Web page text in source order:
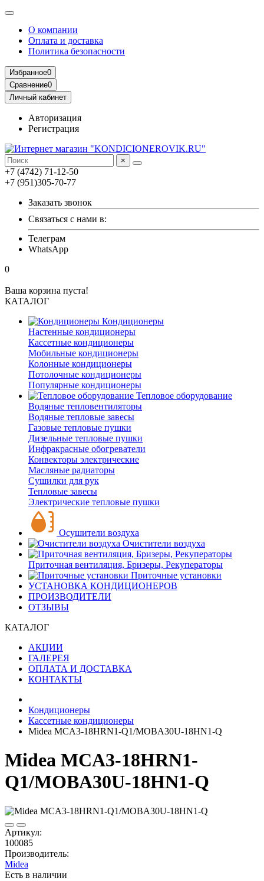
О компании
Оплата и доставка
Политика безопасности
Избранное0
Сравнение0
Личный кабинет
Авторизация
Регистрация
×
+7 (4742) 71-12-50
+7 (951)305-70-77
Заказать звонок
Связаться с нами в:
Телеграм
WhatsApp
0
Ваша корзина пуста!
КАТАЛОГ
Кондиционеры
Настенные кондиционеры
Кассетные кондиционеры
Мобильные кондиционеры
Колонные кондиционеры
Потолочные кондиционеры
Популярные кондиционеры
Тепловое оборудование
Водяные тепловентиляторы
Водяные тепловые завесы
Газовые тепловые пушки
Дизельные тепловые пушки
Инфракрасные обогреватели
Конвекторы электрические
Масляные радиаторы
Сушилки для рук
Тепловые завесы
Электрические тепловые пушки
Осушители воздуха
Очистители воздуха
Приточная вентиляция, Бризеры, Рекуператоры
Приточные установки
УСТАНОВКА КОНДИЦИОНЕРОВ
ПРОИЗВОДИТЕЛИ
ОТЗЫВЫ
КАТАЛОГ
АКЦИИ
ГАЛЕРЕЯ
ОПЛАТА И ДОСТАВКА
КОНТАКТЫ
Кондиционеры
Кассетные кондиционеры
Midea MCA3-18HRN1-Q1/MOBA30U-18HN1-Q
Midea MCA3-18HRN1-
Q1/MOBA30U-18HN1-Q
Артикул:
100085
Производитель:
Midea
Есть в наличии